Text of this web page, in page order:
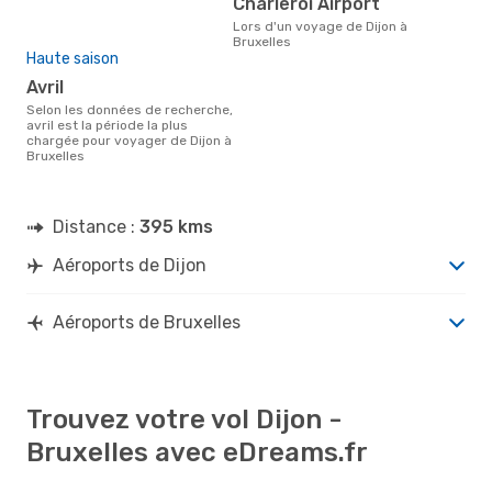
Lors d'un voyage de Dijon à
Bruxelles
Haute saison
avril
Selon les données de recherche,
avril est la période la plus
chargée pour voyager de Dijon à
Bruxelles
Distance : 395 kms
Aéroports de Dijon
Aéroports de Bruxelles
Trouvez votre vol Dijon -
Bruxelles avec eDreams.fr